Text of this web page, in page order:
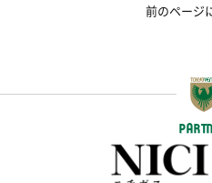
前のページ